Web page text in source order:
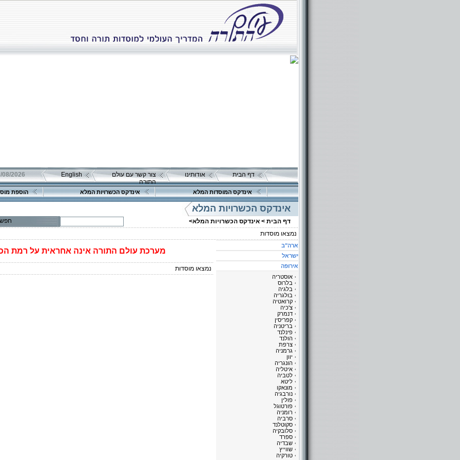
דף הבית אודותינו
צור קשר עם עולם
התורה
English 08/08/2026 שבת כ"ה
אינדקס המוסדות המלא אינדקס הכשרויות המלא הוספת
אינדקס הכשרויות המלא
דף הבית > אינדקס הכשרויות המלא>
חפש
נמצאו מוסדות
מערכת עולם התורה אינה אחראית על רמת
נמצאו מוסדות
ארה"ב
ישראל
אירופה
אוסטריה
בלרוס
בלגיה
בולגריה
קרואטיה
צ'כיה
דנמרק
קפריסין
בריטניה
פינלנד
הולנד
צרפת
גרמניה
יוון
הונגריה
איטליה
לטביה
ליטא
מונאקו
נורבגיה
פולין
פורטוגל
רומניה
סרביה
סקוטלנד
סלובקיה
ספרד
שבדיה
שווייץ
טורקיה